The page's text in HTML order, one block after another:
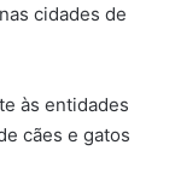
cidades de
às entidades
cães e gatos